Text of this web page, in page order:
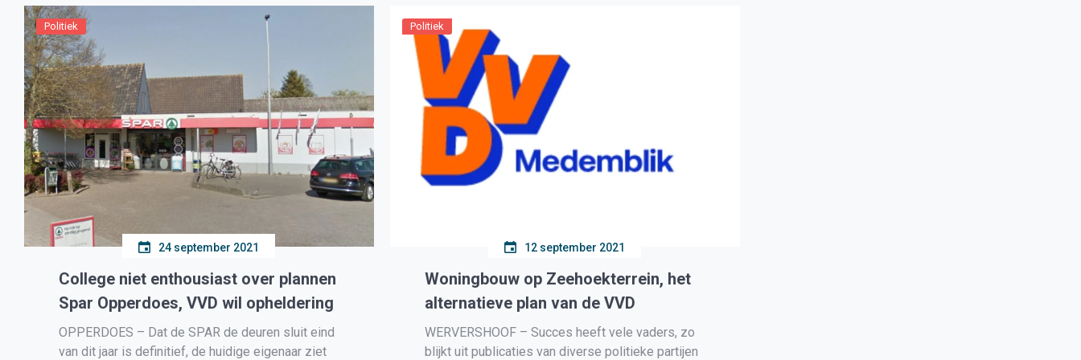
het Rijk, die zorgtaken naar de gemeenten
delegeerde en tekort budget meegaf. […]
van Medemblik is eensgezind […]
Politiek
24 september 2021
College niet enthousiast over plannen
Spar Opperdoes, VVD wil opheldering
OPPERDOES – Dat de SPAR de deuren sluit eind
van dit jaar is definitief, de huidige eigenaar ziet
Politiek
12 september 2021
Woningbouw op Zeehoekterrein, het
alternatieve plan van de VVD
WERVERSHOOF – Succes heeft vele vaders, zo
blijkt uit publicaties van diverse politieke partijen